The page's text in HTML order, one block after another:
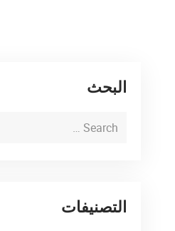
البحث
التصنيفات